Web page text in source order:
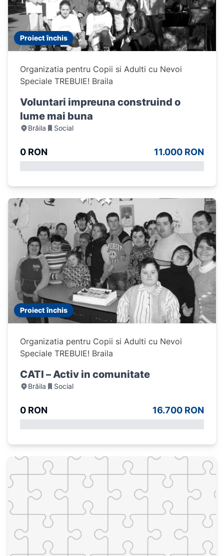
Proiect închis
Organizatia pentru Copii si Adulti cu Nevoi
Speciale TREBUIE! Braila
Voluntari impreuna construind o
lume mai buna
Brăila Social
0 RON 11.000 RON
Proiect închis
Organizatia pentru Copii si Adulti cu Nevoi
Speciale TREBUIE! Braila
CATI – Activ in comunitate
Brăila Social
0 RON 16.700 RON